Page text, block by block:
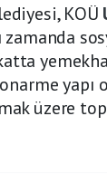
KOÜ
zamanda
üzere